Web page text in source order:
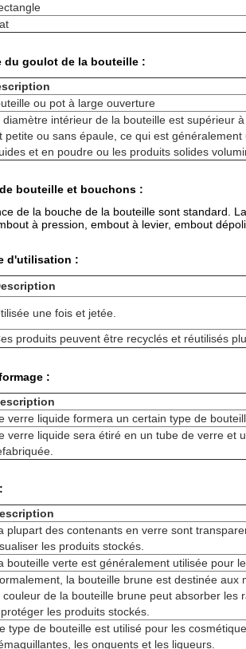
du goulot de la bouteille :
ou pot à large ouverture
diamètre intérieur de la bouteille est supérieur
petite ou sans épaule, ce qui est
et en poudre ou les produits solides
bouteille et bouchons :
de la bouche de la bouteille sont standard.
à pression, embout à levier, embout
d'utilisation :
une fois et jetée.
produits peuvent être recyclés et réutilisés
:
verre liquide formera un certain type de
verre liquide sera étiré en un tube de verre et
plupart des contenants en verre sont
les produits stockés.
bouteille verte est généralement utilisée pour
la bouteille brune est destinée aux
couleur de la bouteille brune peut absorber les
les produits stockés.
type de bouteille est utilisé pour les
les onguents et les liqueurs.